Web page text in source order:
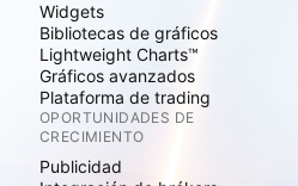
Widgets
Bibliotecas de gráficos
Lightweight Charts™
Gráficos avanzados
Plataforma de trading
OPORTUNIDADES DE
CRECIMIENTO
Publicidad